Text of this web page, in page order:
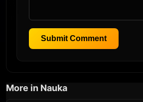
Submit Comment
More in Nauka